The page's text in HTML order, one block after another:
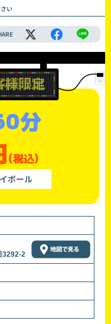
い
分
(税込)
ボール
3292-2